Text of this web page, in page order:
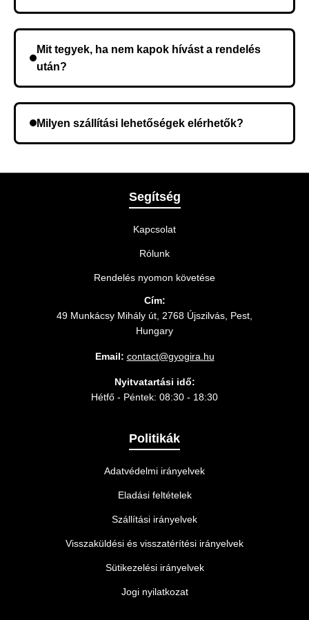
Mit tegyek, ha nem kapok hívást a rendelés
után?
meg a rendelést.
Milyen szállítási lehetőségek elérhetők?
legmegfelelőbb szállítási módot.
Segítség
Kapcsolat
Rólunk
Rendelés nyomon követése
Cím:
49 Munkácsy Mihály út, 2768 Újszilvás, Pest,
Hungary
Email: contact@gyogira.hu
Nyitvatartási idő:
Hétfő - Péntek: 08:30 - 18:30
Politikák
Adatvédelmi irányelvek
Eladási feltételek
Szállítási irányelvek
Visszaküldési és visszatérítési irányelvek
Sütikezelési irányelvek
Jogi nyilatkozat